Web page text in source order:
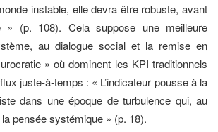
instable, elle devra être robuste, avant
» (p. 108). Cela suppose une meilleure
au dialogue social et la remise en
» où dominent les KPI traditionnels
juste-à-temps : « L’indicateur pousse à la
dans une époque de turbulence qui, au
pensée systémique » (p. 18).